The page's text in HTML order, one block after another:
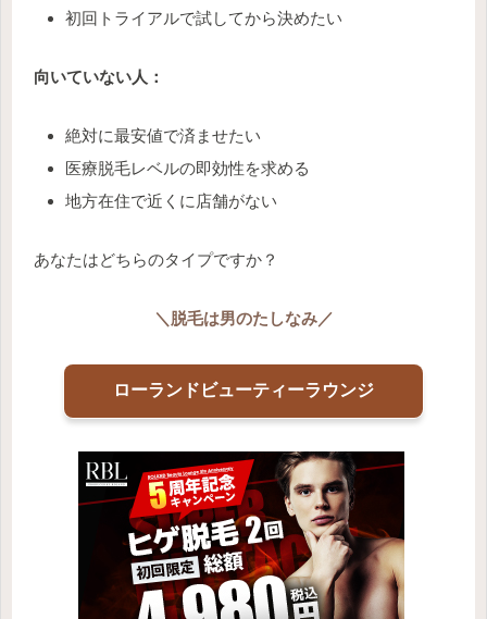
初回トライアルで試してから決めたい
向いていない人：
絶対に最安値で済ませたい
医療脱毛レベルの即効性を求める
地方在住で近くに店舗がない
あなたはどちらのタイプですか？
＼ 脱毛は男のたしなみ／
ローランドビューティーラウンジ